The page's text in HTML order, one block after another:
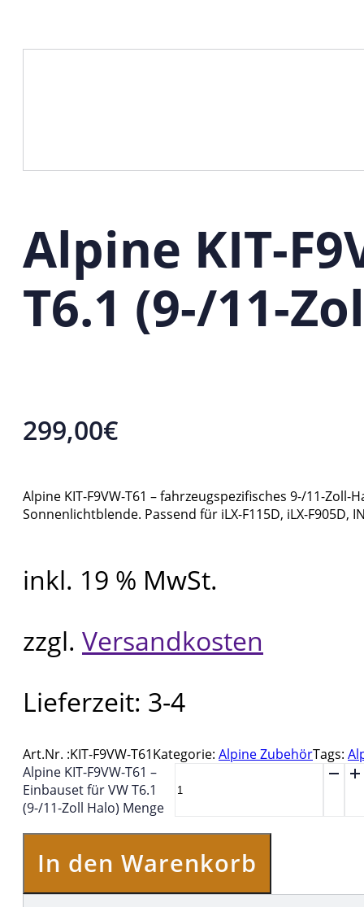
Alpine KIT-
T6.1 (9-/11-
299,00€
Alpine KIT-F9VW-T61 – fahrzeugspezifisches 9-/11-Zoll-
Sonnenlichtblende. Passend für iLX-F115D, iLX-F905D,
inkl. 19 % MwSt.
zzgl. Versandkosten
Lieferzeit: 3-4
Art.Nr. :KIT-F9VW-T61Kategorie: Alpine ZubehörTags:
Alpine KIT-F9VW-T61 –
Einbauset für VW T6.1
(9-/11-Zoll Halo) Menge
In den Warenkorb